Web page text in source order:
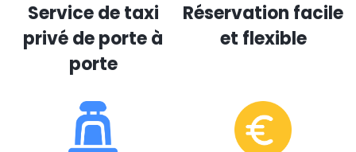
Service de taxi
privé de porte à
porte
Réservation facile
et flexible